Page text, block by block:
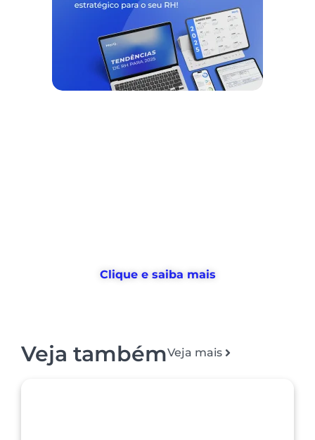
Clique e saiba mais
Veja tambémVeja mais